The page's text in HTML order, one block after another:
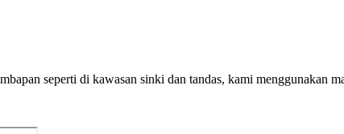
seperti di kawasan sinki dan tandas, kami menggunakan